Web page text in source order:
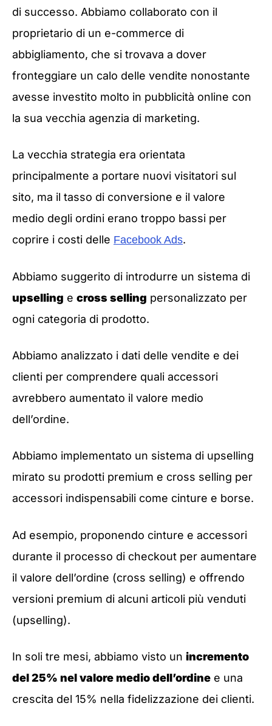
di successo. Abbiamo collaborato con il
proprietario di un e-commerce di
abbigliamento, che si trovava a dover
fronteggiare un calo delle vendite nonostante
avesse investito molto in pubblicità online con
la sua vecchia agenzia di marketing.
La vecchia strategia era orientata
principalmente a portare nuovi visitatori sul
sito, ma il tasso di conversione e il valore
medio degli ordini erano troppo bassi per
coprire i costi delle Facebook Ads.
Abbiamo suggerito di introdurre un sistema di
upselling e cross selling personalizzato per
ogni categoria di prodotto.
Abbiamo analizzato i dati delle vendite e dei
clienti per comprendere quali accessori
avrebbero aumentato il valore medio
dell’ordine.
Abbiamo implementato un sistema di upselling
mirato su prodotti premium e cross selling per
accessori indispensabili come cinture e borse.
Ad esempio, proponendo cinture e accessori
durante il processo di checkout per aumentare
il valore dell’ordine (cross selling) e offrendo
versioni premium di alcuni articoli più venduti
(upselling).
In soli tre mesi, abbiamo visto un incremento
del 25% nel valore medio dell’ordine e una
crescita del 15% nella fidelizzazione dei clienti.